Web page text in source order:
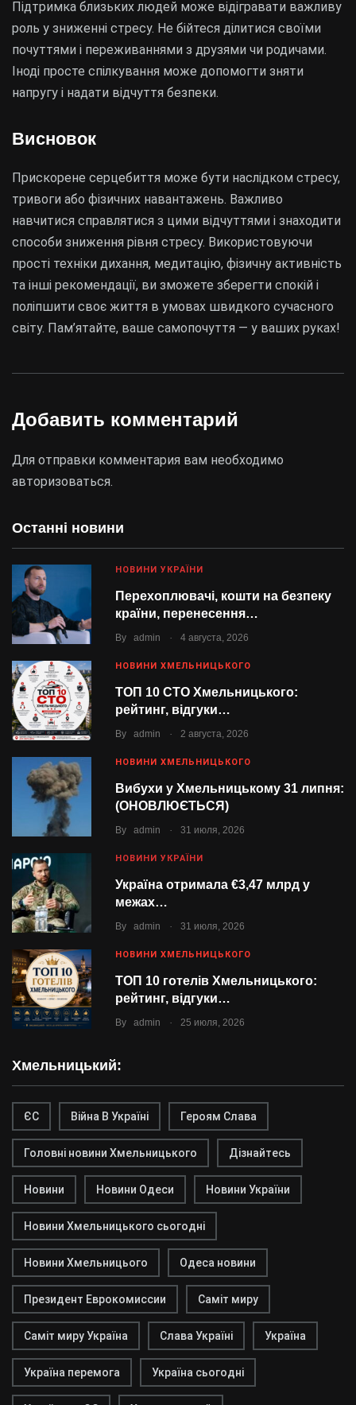
Останні новини
НОВИНИ УКРАЇНИ
Перехоплювачі, кошти на безпеку
країни, перенесення…
By admin . 4 августа, 2026
НОВИНИ ХМЕЛЬНИЦЬКОГО
ТОП 10 СТО Хмельницького:
рейтинг, відгуки…
By admin . 2 августа, 2026
НОВИНИ ХМЕЛЬНИЦЬКОГО
Вибухи у Хмельницькому 31 липня:
(ОНОВЛЮЄТЬСЯ)
By admin . 31 июля, 2026
НОВИНИ УКРАЇНИ
Україна отримала €3,47 млрд у
межах…
By admin . 31 июля, 2026
НОВИНИ ХМЕЛЬНИЦЬКОГО
ТОП 10 готелів Хмельницького:
рейтинг, відгуки…
By admin . 25 июля, 2026
Хмельницький:
ЄС Війна В Україні Героям Слава
Головні новини Хмельницького Дізнайтесь
Новини Новини Одеси Новини України
Новини Хмельницького сьогодні
Новини Хмельницього Одеса новини
Президент Еврокомиссии Саміт миру
Саміт миру Україна Слава Україні Україна
Україна перемога Україна сьогодні
Підтримка близьких людей може відігравати важливу
роль у зниженні стресу. Не бійтеся ділитися своїми
почуттями і переживаннями з друзями чи родичами.
Іноді просте спілкування може допомогти зняти
напругу і надати відчуття безпеки.
Висновок
Прискорене серцебиття може бути наслідком стресу,
тривоги або фізичних навантажень. Важливо
навчитися справлятися з цими відчуттями і знаходити
способи зниження рівня стресу. Використовуючи
прості техніки дихання, медитацію, фізичну активність
та інші рекомендації, ви зможете зберегти спокій і
поліпшити своє життя в умовах швидкого сучасного
світу. Пам’ятайте, ваше самопочуття — у ваших руках!
Добавить комментарий
Для отправки комментария вам необходимо
авторизоваться.